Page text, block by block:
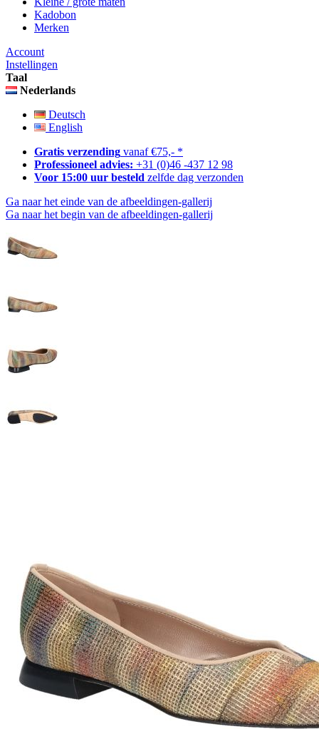
Kadobon
Merken
Account
Instellingen
Taal
Nederlands
Deutsch
English
Gratis verzending vanaf €75,- *
Professioneel advies: +31 (0)46 -437 12 98
Voor 15:00 uur besteld zelfde dag verzonden
Ga naar het einde van de afbeeldingen-gallerij
Ga naar het begin van de afbeeldingen-gallerij